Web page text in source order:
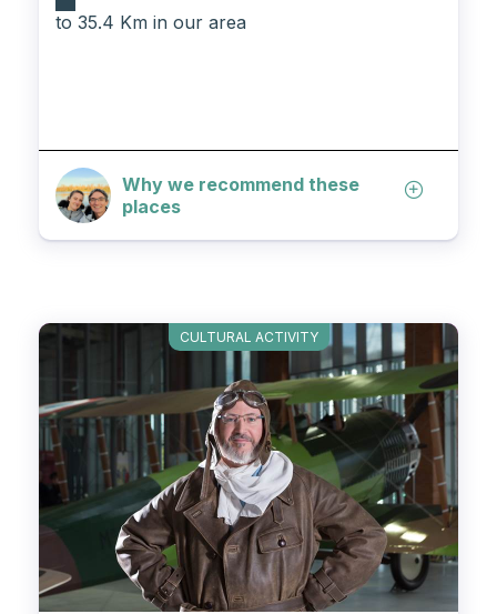
to 35.4 Km in our area
Why we recommend these
places
CULTURAL ACTIVITY